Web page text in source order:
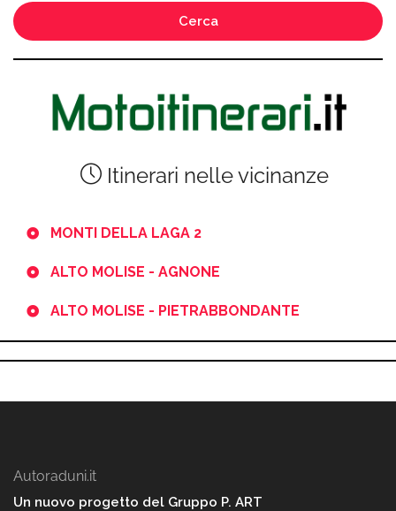
Cerca
Itinerari nelle vicinanze
MONTI DELLA LAGA 2
ALTO MOLISE - AGNONE
ALTO MOLISE - PIETRABBONDANTE
Autoraduni.it
Un nuovo progetto del Gruppo P. ART